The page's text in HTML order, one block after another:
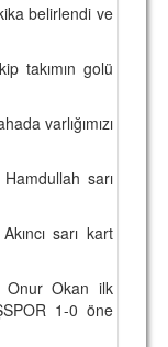
belirlendi ve
takımın golü
varlığımızı
sarı
sarı kart
Onur Okan ilk
1-0 öne